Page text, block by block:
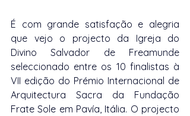
É com grande satisfação e alegria
que vejo o projecto da Igreja do
Divino Salvador de Freamunde
seleccionado entre os 10 finalistas à
VII edição do Prémio Internacional de
Arquitectura Sacra da Fundação
Frate Sole em Pavía, Itália. O projecto